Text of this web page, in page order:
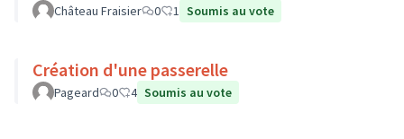
Château Fraisier 0 1 Soumis au vote
Création d'une passerelle
Pageard 0 4 Soumis au vote